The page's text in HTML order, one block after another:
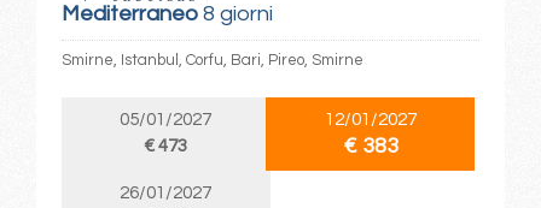
Mediterraneo8 giorni
Smirne, Istanbul, Corfu, Bari, Pireo, Smirne
05/01/2027
€ 473
12/01/2027
€ 383
26/01/2027